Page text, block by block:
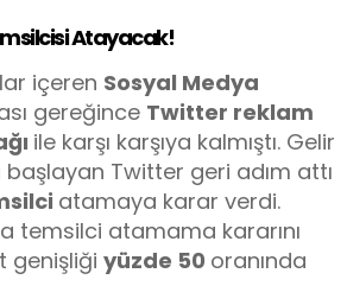
Atayacak!
içeren Sosyal Medya
gereğince Twitter reklam
ile karşı karşıya kalmıştı. Gelir
Twitter geri adım attı
atamaya karar verdi.
temsilci atamama kararını
genişliği yüzde 50 oranında